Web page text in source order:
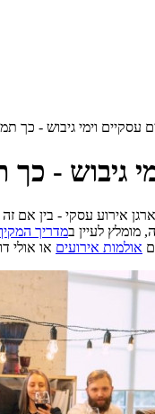
עסקיים וימי גיבוש -
גיבוש
אירוע עסקי - בין אם זה
לעיין במדריך המקיף
אולמות אירועים או אולי